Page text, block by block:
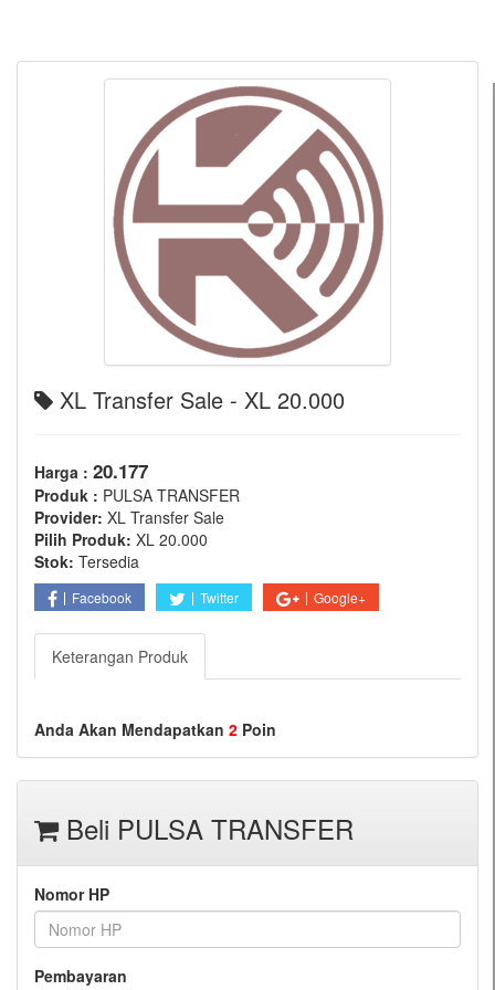
XL Transfer Sale - XL 20.000
Harga : 20.177
Produk : PULSA TRANSFER
Provider: XL Transfer Sale
Pilih Produk: XL 20.000
Stok: Tersedia
Facebook Twitter Google+
Keterangan Produk
Anda Akan Mendapatkan 2 Poin
Beli PULSA TRANSFER
Nomor HP
Pembayaran